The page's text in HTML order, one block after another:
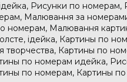
Рисунки по
Малювання за
номерам, Малювання
ідейка, Картины по
Картины по
по номерам идейка,
по номерам, Картины